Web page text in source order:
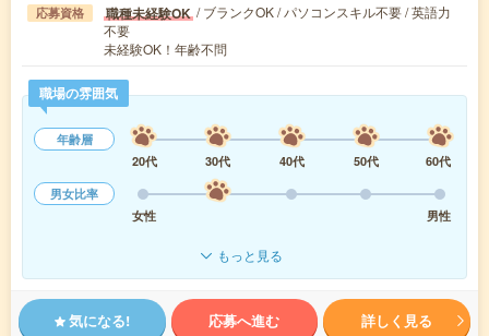
応募資格 職種未経験OK / ブランクOK / パソコンスキル不要 / 英語力
不要
未経験OK！年齢不問
職場の雰囲気
年齢層
20代
30代 40代 50代
60代
男女比率
女性
男性
もっと見る
気になる! 応募へ進む 詳しく見る